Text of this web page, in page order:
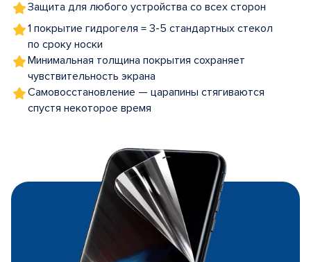
Защита для любого устройства со всех сторон
1 покрытие гидрогеля = 3-5 стандартных стекол
по сроку носки
Минимальная толщина покрытия сохраняет
чувствительность экрана
Самовосстановление — царапины стягиваются
спустя некоторое время